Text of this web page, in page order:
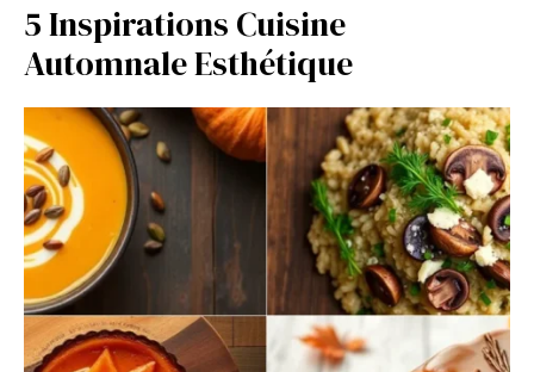
5 Inspirations Cuisine
Automnale Esthétique